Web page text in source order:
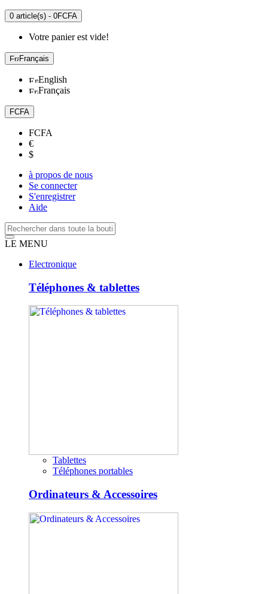
0 article(s) - 0FCFA
Votre panier est vide!
Français
English
Français
FCFA
FCFA
€
$
à propos de nous
Se connecter
S'enregistrer
Aide
LE MENU
Electronique
Téléphones & tablettes
Tablettes
Téléphones portables
Ordinateurs & Accessoires